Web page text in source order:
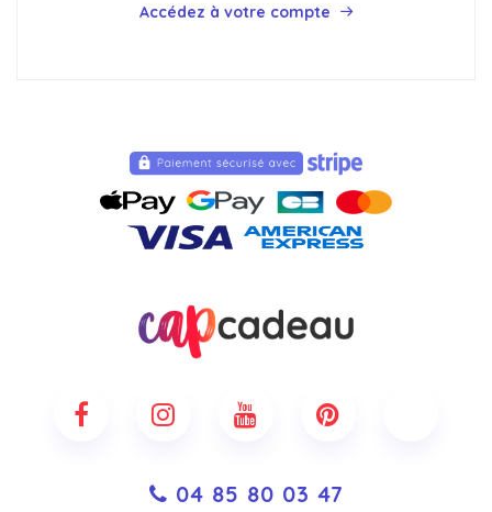
Accédez à votre compte
04 85 80 03 47